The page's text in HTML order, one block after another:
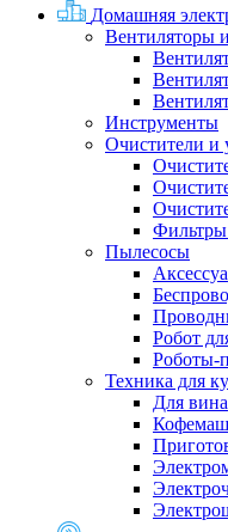
Домашняя
Вентиляторы
Инструменты
Очистители и
Фильтры
Пылесосы
Робот
Роботы-
Техника для
Для вина